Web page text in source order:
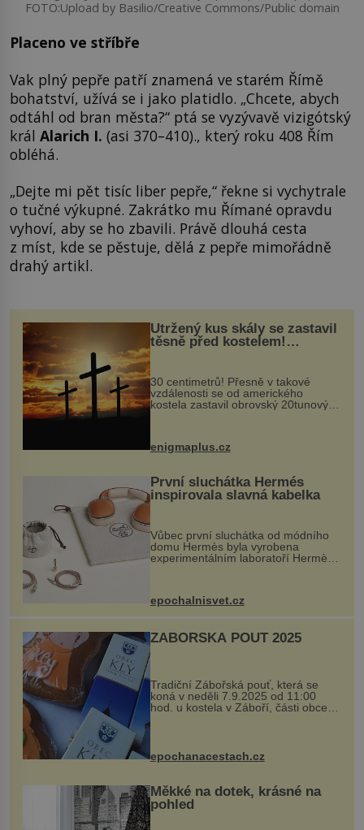
FOTO:Upload by Basilio/Creative Commons/Public domain
Placeno ve stříbře
Vak plný pepře patří znamená ve starém Římě
bohatství, užívá se i jako platidlo. „Chcete, abych
odtáhl od bran města?“ ptá se vyzývavě vizigótský
král Alarich I. (asi 370–410)., který roku 408 Řím
obléhá.
„Dejte mi pět tisíc liber pepře,“ řekne si vychytrale
o tučné výkupné. Zakrátko mu Římané opravdu
vyhoví, aby se ho zbavili. Právě dlouhá cesta
z míst, kde se pěstuje, dělá z pepře mimořádně
drahý artikl.
Utržený kus skály se zastavil
těsně před kostelem!
Ochránila ho boží síla?
30 centimetrů! Přesně v takové
vzdálenosti se od amerického
kostela zastavil obrovský 20tunový
...
enigmaplus.cz
První sluchátka Hermés
inspirovala slavná kabelka
Vůbec první sluchátka od módního
domu Hermès byla vyrobena
experimentálním laboratoří Hermès
kovový...
epochalnisvet.cz
ZÁBOŘSKÁ POUŤ 2025
Tradiční Zábořská pouť, která se
koná v neděli 7.9.2025 od 11:00
hod. u kostela v Záboří, části obce
Kly u Mělníka. V programu naleznete
komentovanou prohlídku kostela,
epochanacestach.cz
Měkké na dotek, krásné na
pohled